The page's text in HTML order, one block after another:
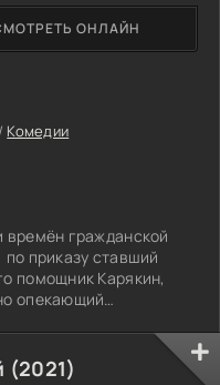
/ Комедии
времён гражданской
приказу ставший
помощник Карякин,
опекающий
их отношения в это
ОНЛАЙН
(2021)